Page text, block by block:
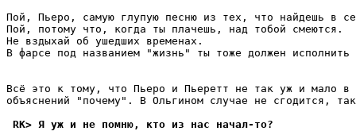
Пой, Пьеро, самую глупую песню из тех, что найдешь в
Пой, потому что, когда ты плачешь, над тобой смеются.
Не вздыхай об ушедших временах.
В фарсе под названием "жизнь" ты тоже должен
Всё это к тому, что Пьеро и Пьеретт не так уж и мало в
объяснений "почему". В Ольгином случае не сгодится,
RK> Я уж и не помню, кто из нас начал-то?